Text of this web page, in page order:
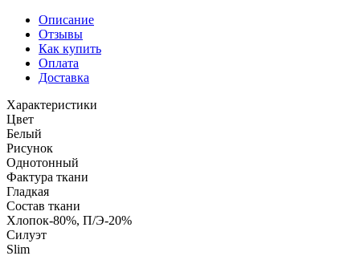
Описание
Отзывы
Как купить
Оплата
Доставка
Характеристики
Цвет
Белый
Рисунок
Однотонный
Фактура ткани
Гладкая
Состав ткани
Хлопок-80%, П/Э-20%
Силуэт
Slim